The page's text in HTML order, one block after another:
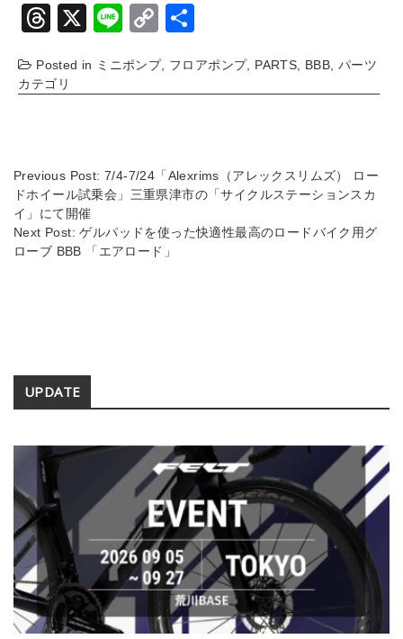
T
e
a
X
Li
e
C
p
y
n
k
Posted in ミニポンプ, フロアポンプ, PARTS BBB ,パーツ
カテゴリ
Previous Post:7/4-7/24「Alexrims（アレックスリムズ） ロー
ドホイール試乗会」三重県津市の「サイクルステーションスカ
イ」にて開催
Next Post:ゲルパッドを使った快適性最高のロードバイク用グ
ローブ BBB 「エアロード」
Secondary
UPDATE